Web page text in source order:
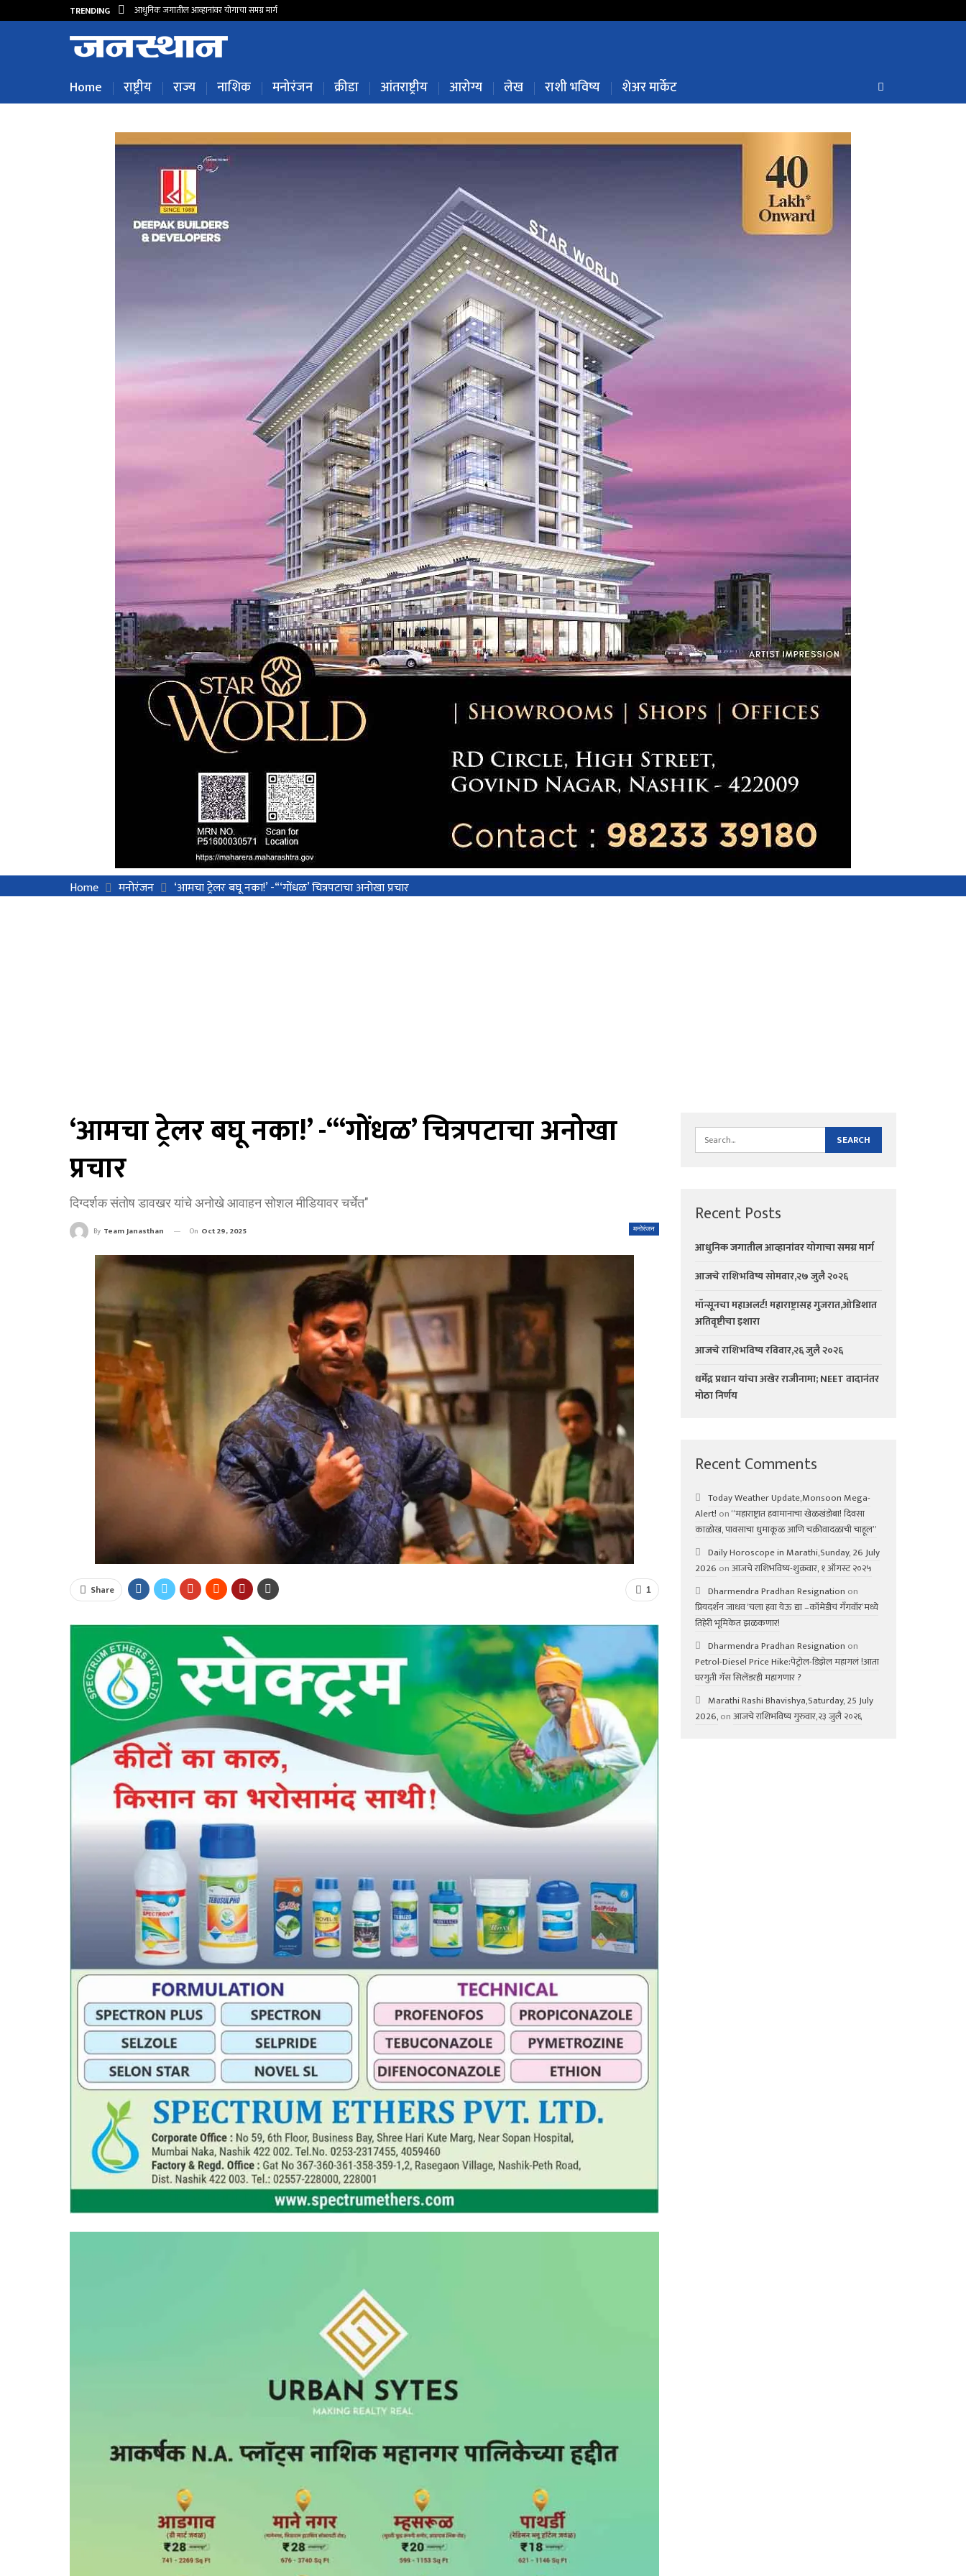
TRENDING आधुनिक जगातील आव्हानांवर योगाचा समग्र मार्ग
Home राष्ट्रीय राज्य नाशिक मनोरंजन क्रीडा आंतराष्ट्रीय आरोग्य लेख राशी भविष्य शेअर मार्केट
Home मनोरंजन ‘आमचा ट्रेलर बघू नका!’ -“‘गोंधळ’ चित्रपटाचा अनोखा प्रचार
‘आमचा ट्रेलर बघू नका!’ -“‘गोंधळ’ चित्रपटाचा अनोखा
प्रचार
दिग्दर्शक संतोष डावखर यांचे अनोखे आवाहन सोशल मीडियावर चर्चेत"
मनोरंजन
By Team Janasthan On Oct 29, 2025
1
Share
Recent Posts
आधुनिक जगातील आव्हानांवर योगाचा समग्र मार्ग
आजचे राशिभविष्य सोमवार,२७ जुलै २०२६
मॉन्सूनचा महाअलर्ट! महाराष्ट्रासह गुजरात,ओडिशात
अतिवृष्टीचा इशारा
आजचे राशिभविष्य रविवार,२६ जुलै २०२६
धर्मेंद्र प्रधान यांचा अखेर राजीनामा; NEET वादानंतर
मोठा निर्णय
Recent Comments
Today Weather Update,Monsoon Mega-
Alert! on“महाराष्ट्रात हवामानाचा खेळखंडोबा! दिवसा
काळोख, पावसाचा धुमाकूळ आणि चक्रीवादळाची चाहूल”
Daily Horoscope in Marathi,Sunday, 26 July
2026 onआजचे राशिभविष्य-शुक्रवार, १ ऑगस्ट २०२५
Dharmendra Pradhan Resignation on
प्रियदर्शन जाधव ‘चला हवा येऊ द्या –कॉमेडीचं गॅंगवॉर’मध्ये
तिहेरी भूमिकेत झळकणार!
Dharmendra Pradhan Resignation on
Petrol-Diesel Price Hike:पेट्रोल-डिझेल महागलं !आता
घरगुती गॅस सिलेंडरही महागणार ?
Marathi Rashi Bhavishya,Saturday, 25 July
2026,onआजचे राशिभविष्य गुरुवार,२३ जुलै २०२६